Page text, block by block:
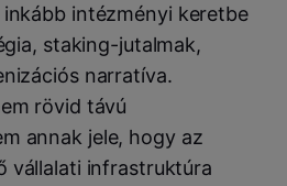
intézményi keretbe
staking-jutalmak,
narratíva.
rövid távú
annak jele, hogy az
vállalati infrastruktúra